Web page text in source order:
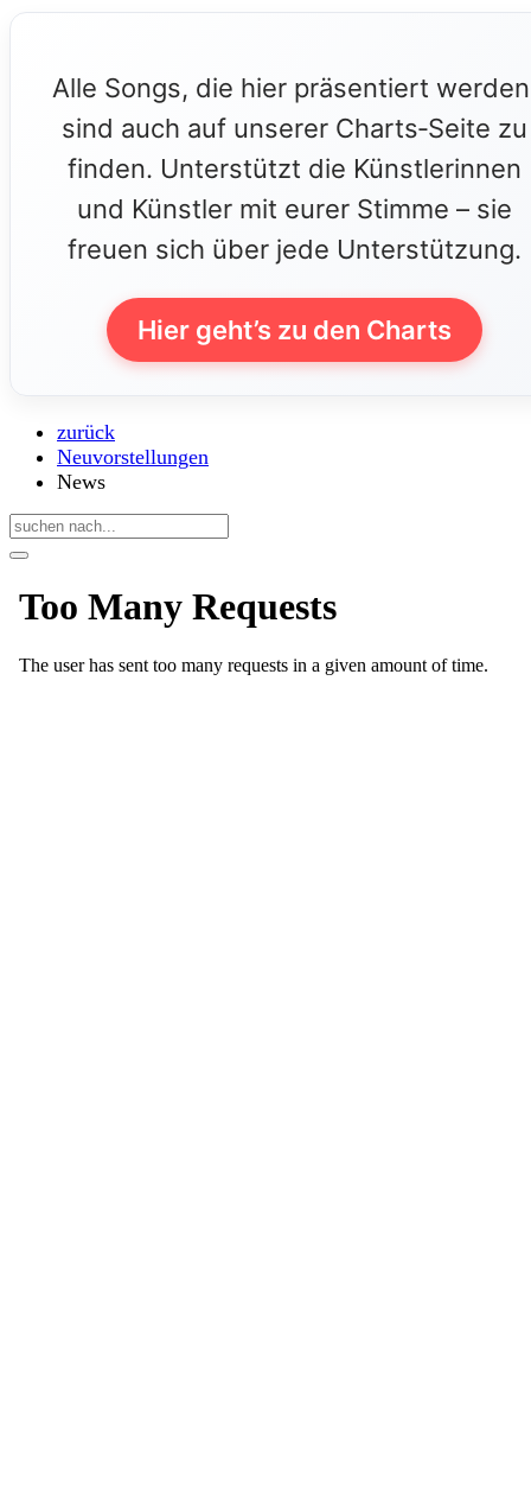
Alle Songs, die hier präsentiert
sind auch auf unserer Charts‑Seite zu
finden. Unterstützt die Künstlerinnen
und Künstler mit eurer Stimme – sie
freuen sich über jede Unterstützung.
Hier geht’s zu den Charts
zurück
Neuvorstellungen
News